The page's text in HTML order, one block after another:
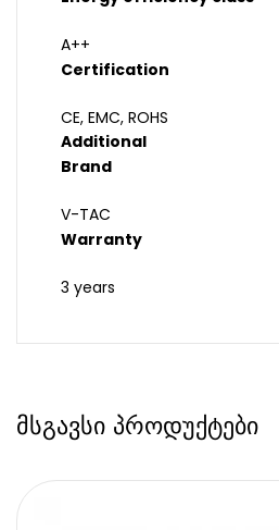
A++
Certification
CE, EMC, ROHS
Additional
Brand
V-TAC
Warranty
3 years
მსგავსი პროდუქტები